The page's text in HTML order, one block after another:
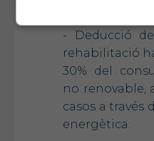
- Deducció
rehabilitació
30% del
no renovable,
casos a través
energètica.